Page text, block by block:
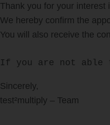
Thank you for your interest
We hereby confirm the
You will also receive the
If you are not able
Sincerely,
test²multiply – Team